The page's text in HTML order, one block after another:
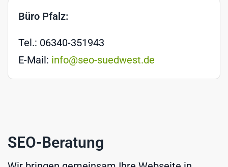
Büro Pfalz:
Tel.: 06340-351943
E-Mail: info@seo-suedwest.de
SEO-Beratung